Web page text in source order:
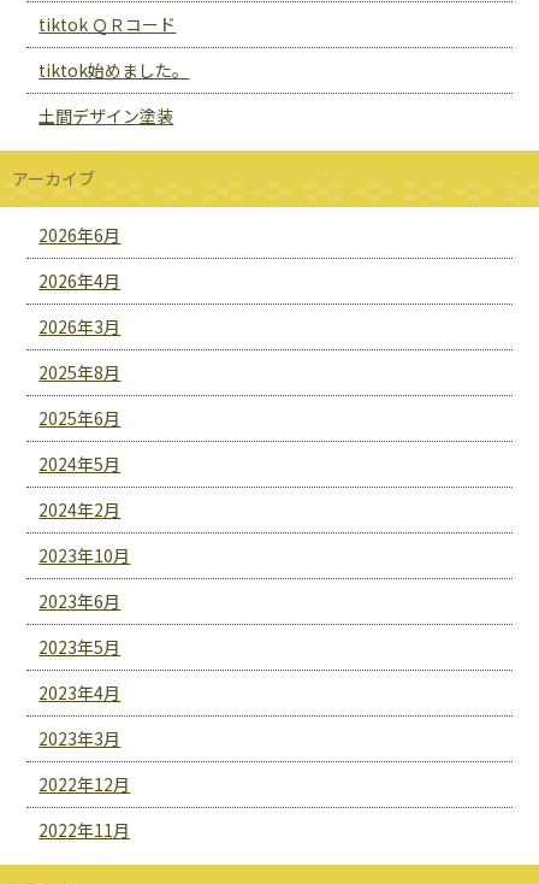
tiktok ＱＲコード
tiktok始めました。
土間デザイン塗装
アーカイブ
2026年6月
2026年4月
2026年3月
2025年8月
2025年6月
2024年5月
2024年2月
2023年10月
2023年6月
2023年5月
2023年4月
2023年3月
2022年12月
2022年11月